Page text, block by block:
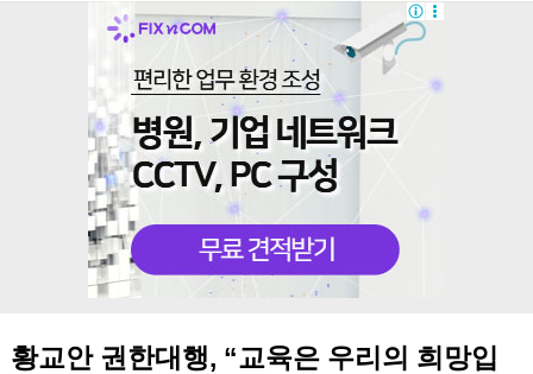
황교안 권한대행, “교육은 우리의 희망입